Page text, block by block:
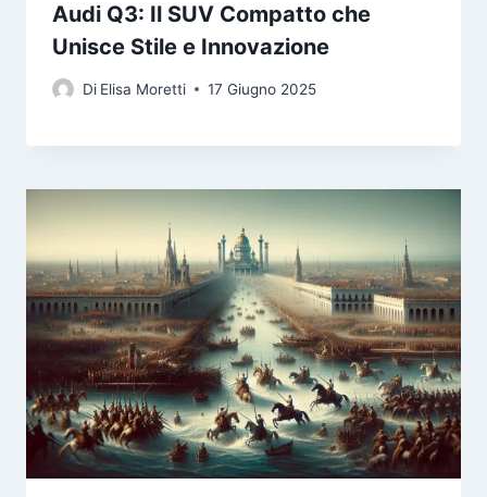
Audi Q3: Il SUV Compatto che
Unisce Stile e Innovazione
Di Elisa Moretti 17 Giugno 2025